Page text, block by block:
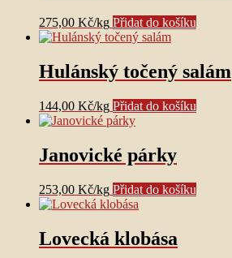
275,00 Kč/kg Přidat do košíku
Hulánský točený salám
144,00 Kč/kg Přidat do košíku
Janovické párky
253,00 Kč/kg Přidat do košíku
Lovecká klobása